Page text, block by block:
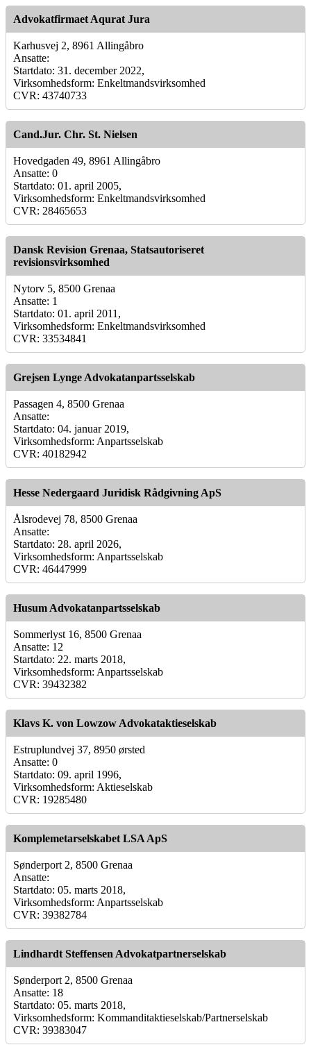
Advokatfirmaet Aqurat Jura
Karhusvej 2, 8961 Allingåbro
Ansatte:
Startdato: 31. december 2022,
Virksomhedsform: Enkeltmandsvirksomhed
CVR: 43740733
Cand.Jur. Chr. St. Nielsen
Hovedgaden 49, 8961 Allingåbro
Ansatte: 0
Startdato: 01. april 2005,
Virksomhedsform: Enkeltmandsvirksomhed
CVR: 28465653
Dansk Revision Grenaa, Statsautoriseret
revisionsvirksomhed
Nytorv 5, 8500 Grenaa
Ansatte: 1
Startdato: 01. april 2011,
Virksomhedsform: Enkeltmandsvirksomhed
CVR: 33534841
Grejsen Lynge Advokatanpartsselskab
Passagen 4, 8500 Grenaa
Ansatte:
Startdato: 04. januar 2019,
Virksomhedsform: Anpartsselskab
CVR: 40182942
Hesse Nedergaard Juridisk Rådgivning ApS
Ålsrodevej 78, 8500 Grenaa
Ansatte:
Startdato: 28. april 2026,
Virksomhedsform: Anpartsselskab
CVR: 46447999
Husum Advokatanpartsselskab
Sommerlyst 16, 8500 Grenaa
Ansatte: 12
Startdato: 22. marts 2018,
Virksomhedsform: Anpartsselskab
CVR: 39432382
Klavs K. von Lowzow Advokataktieselskab
Estruplundvej 37, 8950 ørsted
Ansatte: 0
Startdato: 09. april 1996,
Virksomhedsform: Aktieselskab
CVR: 19285480
Komplemetarselskabet LSA ApS
Sønderport 2, 8500 Grenaa
Ansatte:
Startdato: 05. marts 2018,
Virksomhedsform: Anpartsselskab
CVR: 39382784
Lindhardt Steffensen Advokatpartnerselskab
Sønderport 2, 8500 Grenaa
Ansatte: 18
Startdato: 05. marts 2018,
Virksomhedsform: Kommanditaktieselskab/Partnerselskab
CVR: 39383047